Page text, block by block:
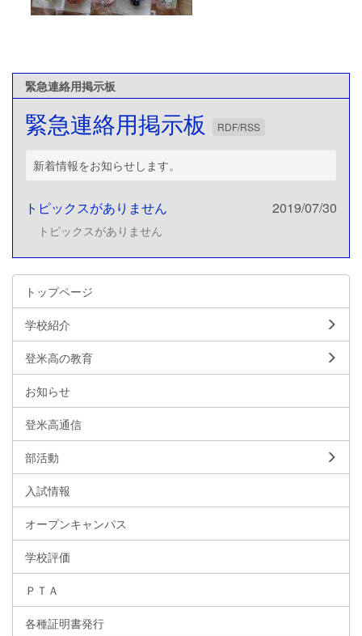
緊急連絡用掲示板
緊急連絡用掲示板 RDF/RSS
新着情報をお知らせします。
トピックスがありません 2019/07/30
トピックスがありません
トップページ
学校紹介
登米高の教育
お知らせ
登米高通信
部活動
入試情報
オープンキャンパス
学校評価
ＰＴＡ
各種証明書発行